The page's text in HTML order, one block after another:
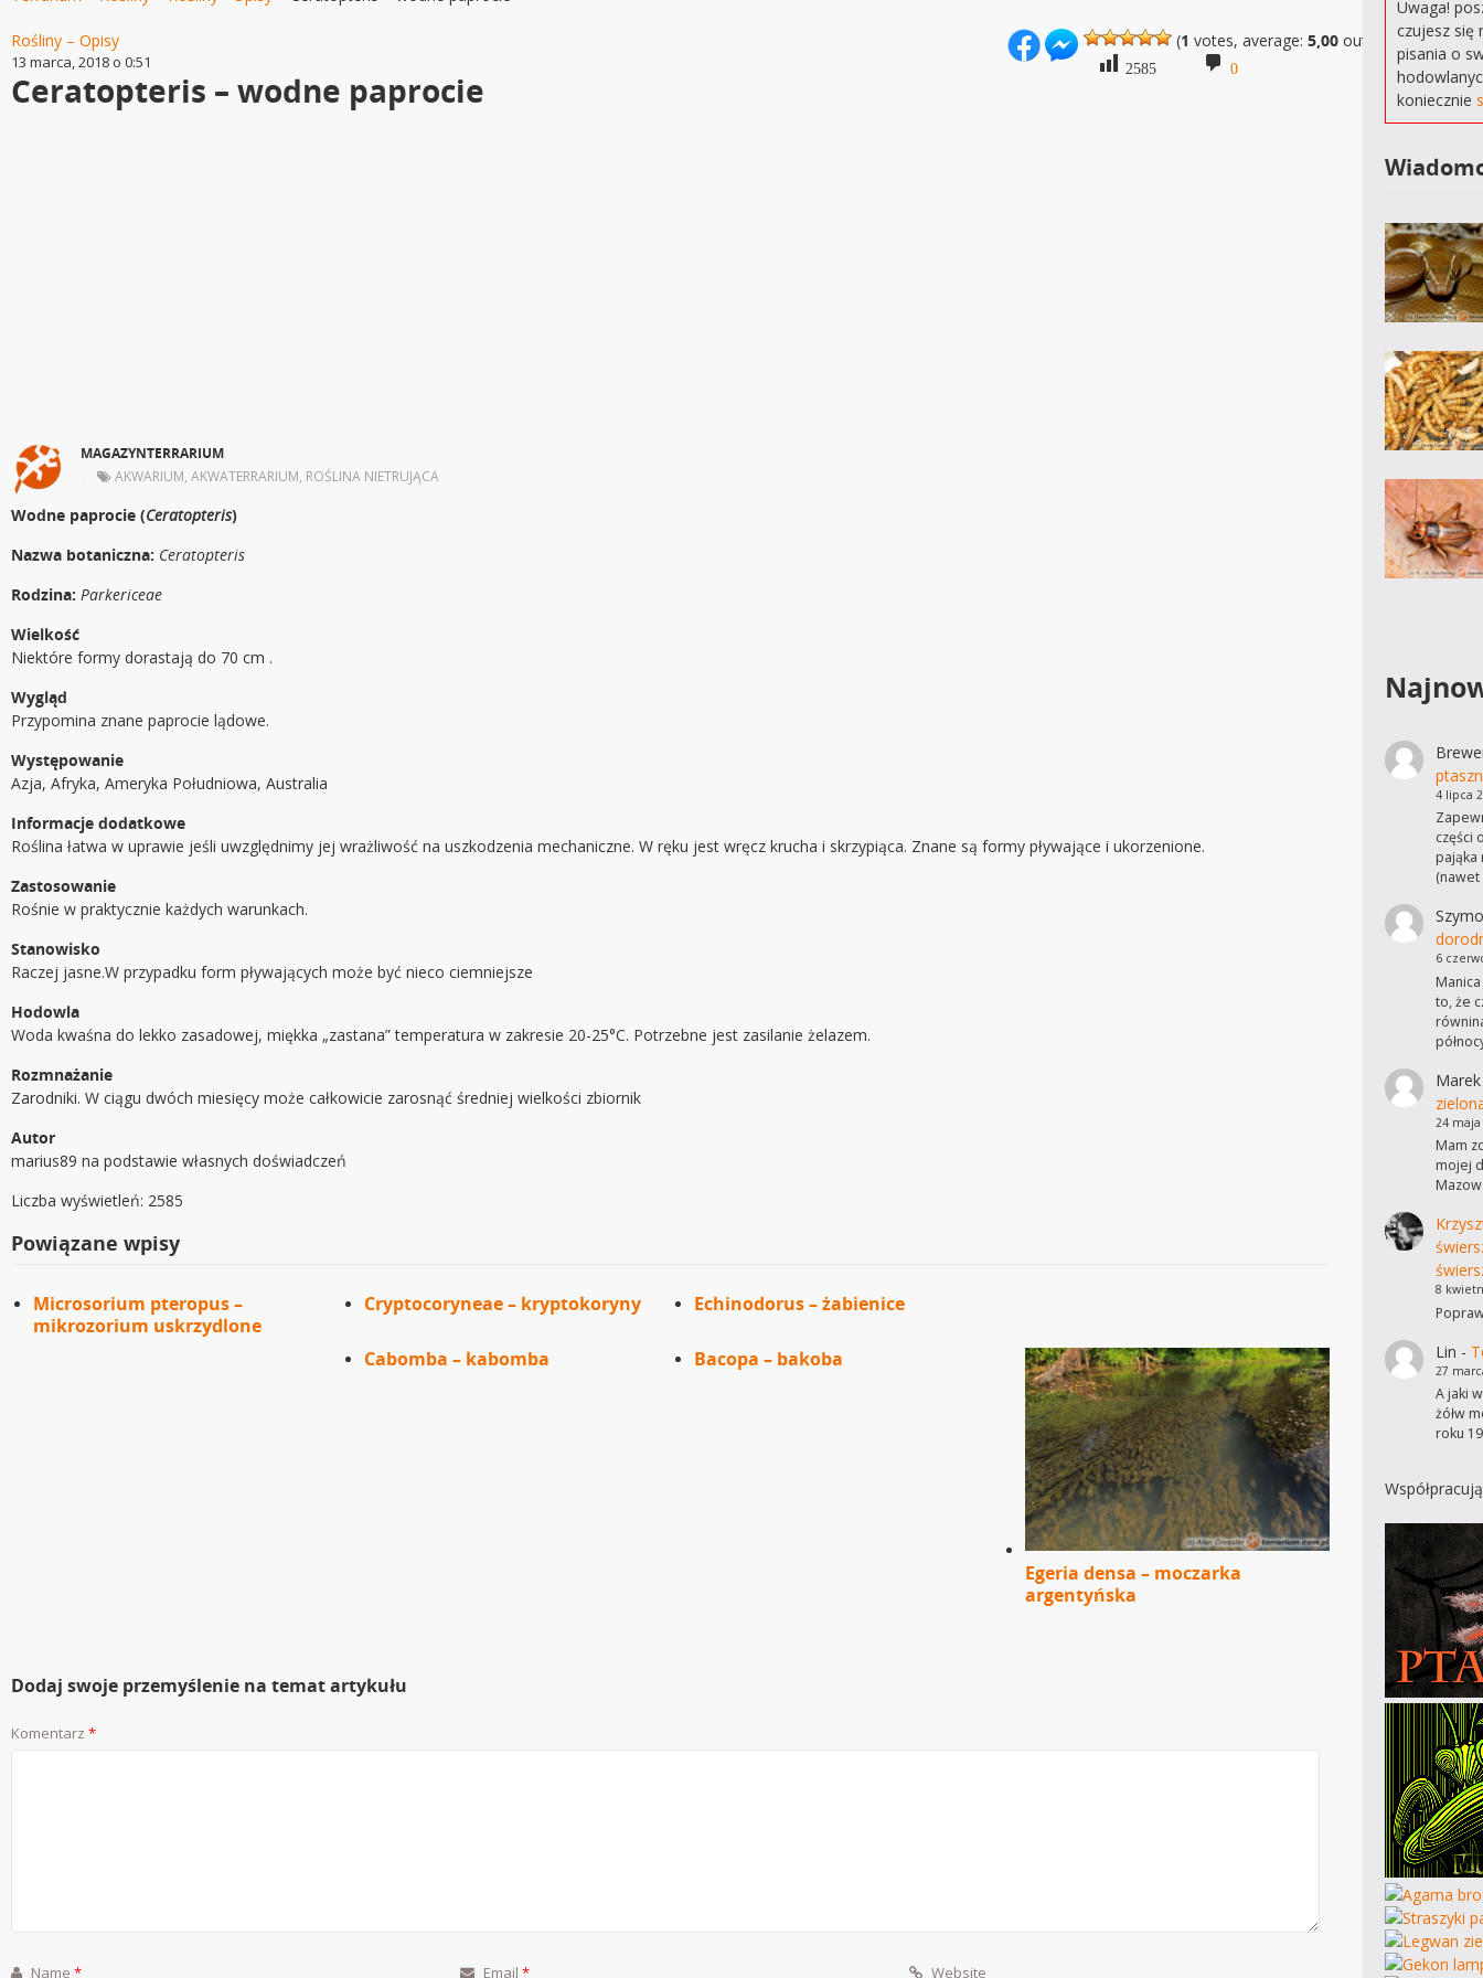
(1 votes, average: 5,00out of 5)
2585 0
Rośliny – Opisy
13 marca, 2018 o 0:51
Ceratopteris – wodne paprocie
MAGAZYNTERRARIUM
AKWARIUM, AKWATERRARIUM, ROŚLINA NIETRUJĄCA
Wodne paprocie (Ceratopteris)
Nazwa botaniczna: Ceratopteris
Rodzina: Parkericeae
Wielkość
Niektóre formy dorastają do 70 cm .
Wygląd
Przypomina znane paprocie lądowe.
Występowanie
Azja, Afryka, Ameryka Południowa, Australia
Informacje dodatkowe
Roślina łatwa w uprawie jeśli uwzględnimy jej wrażliwość na uszkodzenia mechaniczne. W ręku jest wręcz krucha i skrzypiąca. Znane są formy pływające i ukorzenione.
Zastosowanie
Rośnie w praktycznie każdych warunkach.
Stanowisko
Raczej jasne.W przypadku form pływających może być nieco ciemniejsze
Hodowla
Woda kwaśna do lekko zasadowej, miękka „zastana” temperatura w zakresie 20-25°C. Potrzebne jest zasilanie żelazem.
Rozmnażanie
Zarodniki. W ciągu dwóch miesięcy może całkowicie zarosnąć średniej wielkości zbiornik
Autor
marius89 na podstawie własnych doświadczeń
Liczba wyświetleń: 2585
Powiązane wpisy
Microsorium pteropus –
mikrozorium uskrzydlone
Cryptocoryneae – kryptokoryny Echinodorus – żabienice
Cabomba – kabomba Bacopa – bakoba
Egeria densa – moczarka
argentyńska
Dodaj swoje przemyślenie na temat artykułu
Komentarz *
Name * Email * Website
Uwaga!
czujesz się
pisania o
koniecznie
4 lipca
części
pająka
6
to, że
Marek
24 maja
Mam
mojej
8
Lin -
27
A jaki
żółw
roku